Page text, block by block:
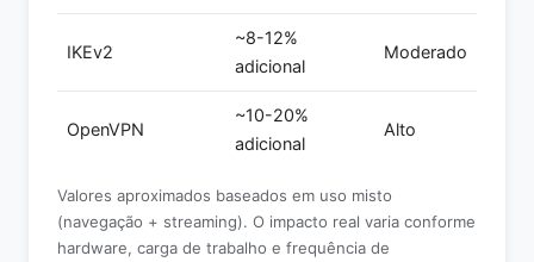
IKEv2
~8-12%
adicional
Moderado
OpenVPN
~10-20%
adicional
Alto
Valores aproximados baseados em uso misto
(navegação + streaming). O impacto real varia conforme
hardware, carga de trabalho e frequência de